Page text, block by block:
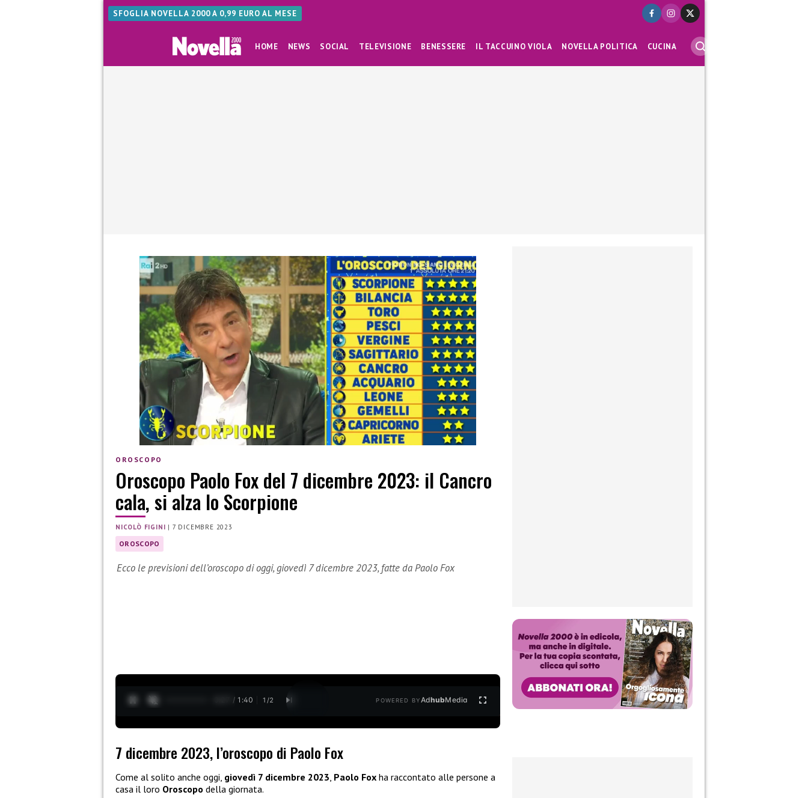
SFOGLIA NOVELLA 2000 A 0,99 EURO AL MESE
HOME NEWS SOCIAL TELEVISIONE BENESSERE IL TACCUINO VIOLA NOVELLA POLITICA CUCINA
OROSCOPO
Oroscopo Paolo Fox del 7 dicembre 2023: il Cancro
cala, si alza lo Scorpione
NICOLÒ FIGINI | 7 DICEMBRE 2023
OROSCOPO
Ecco le previsioni dell’oroscopo di oggi, giovedì 7 dicembre 2023, fatte da Paolo Fox
0:28 / 1:40 1 /2 POWERED BYAdhubMedia
7 dicembre 2023, l’oroscopo di Paolo Fox
Come al solito anche oggi, giovedì 7 dicembre 2023, Paolo Fox ha raccontato alle persone a
casa il loro Oroscopo della giornata.